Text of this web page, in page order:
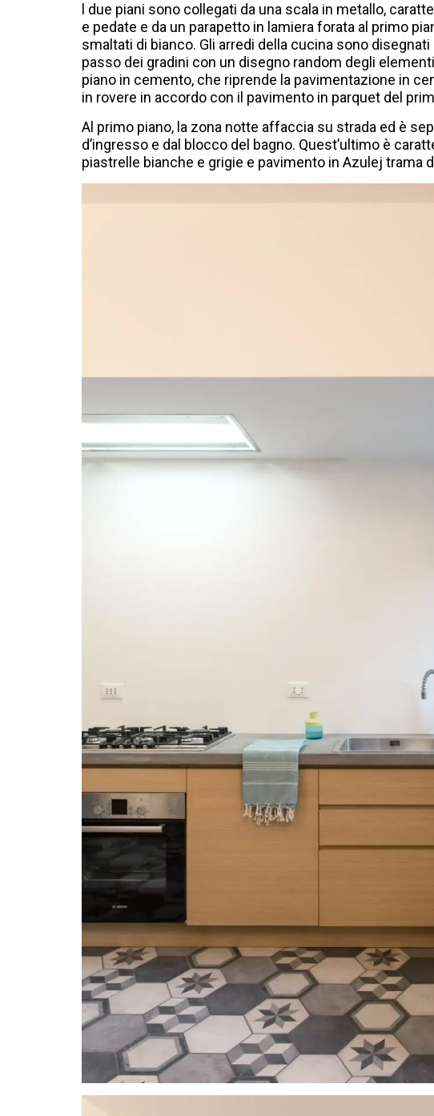
l due piani sono collegati da una scala in metallo,
e pedate e da un parapetto in lamiera forata al primo
smaltati di bianco. Gli arredi della cucina sono
passo dei gradini con un disegno random degli
piano in cemento, che riprende la pavimentazione in
in rovere in accordo con il pavimento in parquet del
Al primo piano, la zona notte affaccia su strada ed è
d’ingresso e dal blocco del bagno. Quest’ultimo è
piastrelle bianche e grigie e pavimento in Azulej trama